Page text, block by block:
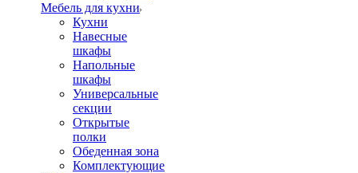
Мебель для кухни
Кухни
Навесные
шкафы
Напольные
шкафы
Универсальные
секции
Открытые
полки
Обеденная зона
Комплектующие